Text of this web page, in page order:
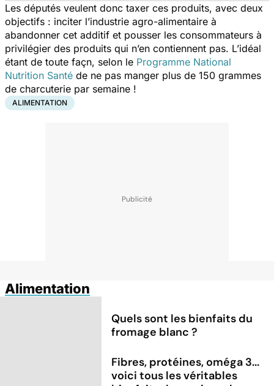
Les députés veulent donc taxer ces produits, avec deux
objectifs : inciter l’industrie agro-alimentaire à
abandonner cet additif et pousser les consommateurs à
privilégier des produits qui n’en contiennent pas. L’idéal
étant de toute façn, selon le Programme National
Nutrition Santé de ne pas manger plus de 150 grammes
de charcuterie par semaine !
ALIMENTATION
Alimentation
Quels sont les bienfaits du
fromage blanc ?
Fibres, protéines, oméga 3...
voici tous les véritables